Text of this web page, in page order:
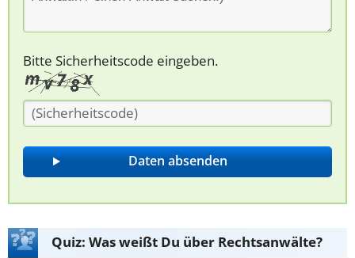
Bitte Sicherheitscode eingeben.
Quiz: Was weißt Du über Rechtsanwälte?